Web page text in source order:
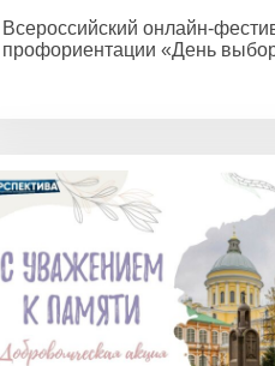
Всероссийский онлайн-
профориентации «День